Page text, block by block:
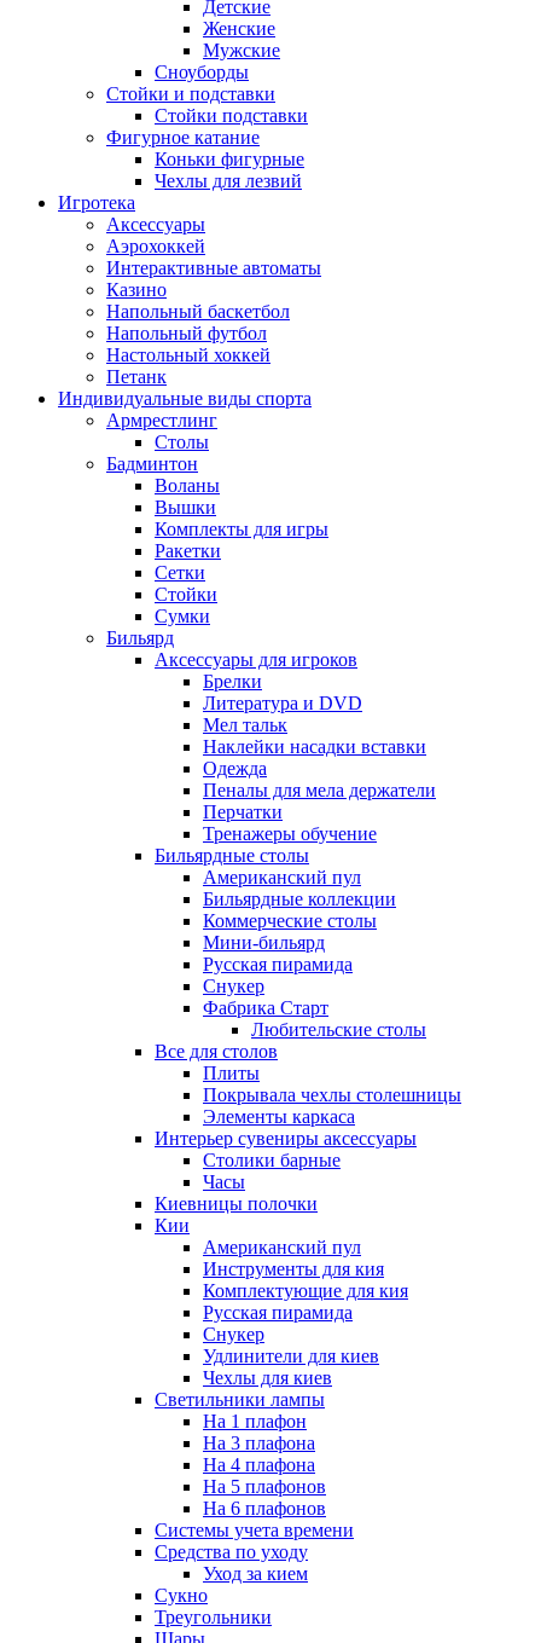
Детские
Женские
Мужские
Сноуборды
Стойки и подставки
Cтойки подставки
Фигурное катание
Коньки фигурные
Чехлы для лезвий
Игротека
Аксессуары
Аэрохоккей
Интерактивные автоматы
Казино
Напольный баскетбол
Напольный футбол
Настольный хоккей
Петанк
Индивидуальные виды спорта
Армрестлинг
Столы
Бадминтон
Воланы
Вышки
Комплекты для игры
Ракетки
Сетки
Стойки
Сумки
Бильярд
Аксессуары для игроков
Брелки
Литература и DVD
Мел тальк
Наклейки насадки вставки
Одежда
Пеналы для мела держатели
Перчатки
Тренажеры обучение
Бильярдные столы
Американский пул
Бильярдные коллекции
Коммерческие столы
Мини-бильярд
Русская пирамида
Снукер
Фабрика Старт
Любительские столы
Все для столов
Плиты
Покрывала чехлы столешницы
Элементы каркаса
Интерьер сувениры аксессуары
Столики барные
Часы
Киевницы полочки
Кии
Американский пул
Инструменты для кия
Комплектующие для кия
Русская пирамида
Снукер
Удлинители для киев
Чехлы для киев
Светильники лампы
На 1 плафон
На 3 плафона
На 4 плафона
На 5 плафонов
На 6 плафонов
Системы учета времени
Средства по уходу
Уход за кием
Сукно
Треугольники
Шары